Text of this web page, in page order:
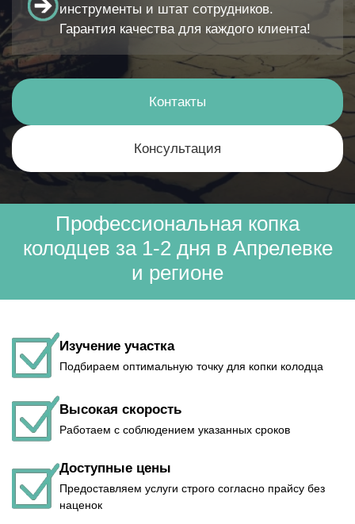
инструменты и штат сотрудников.
Гарантия качества для каждого клиента!
Контакты
Консультация
Профессиональная копка
колодцев за 1-2 дня в Апрелевке
и регионе
Изучение участка
Подбираем оптимальную точку для копки колодца
Высокая скорость
Работаем с соблюдением указанных сроков
Доступные цены
Предоставляем услуги строго согласно прайсу без
наценок